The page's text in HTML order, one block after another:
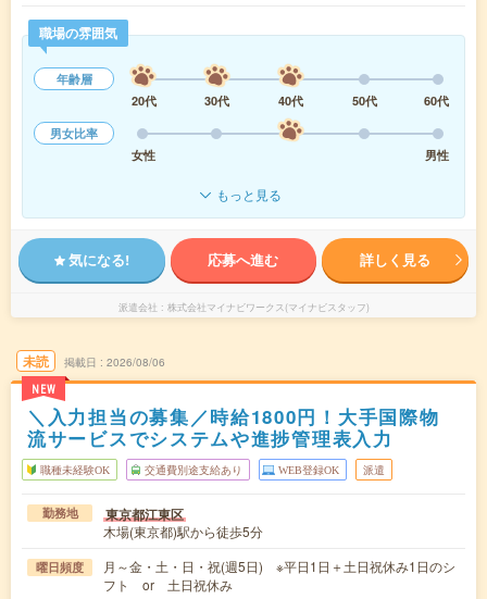
職場の雰囲気
年齢層
20代
30代 40代 50代
60代
男女比率
女性
男性
もっと見る
気になる! 応募へ進む 詳しく見る
派遣会社 株式会社マイナビワークス(マイナビスタッフ)
未読
NEW
掲載日 2026/08/06
＼入力担当の募集／時給1800円！大手国際物
流サービスでシステムや進捗管理表入力
職種未経験OK 交通費別途支給あり WEB登録OK 派遣
勤務地 東京都江東区
木場(東京都)駅から徒歩5分
曜日頻度
月～金・土・日・祝(週5日) ※平日1日＋土日祝休み1日のシ
フト or 土日祝休み